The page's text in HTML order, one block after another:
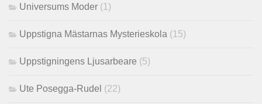
Universums Moder (1)
Uppstigna Mästarnas Mysterieskola (15)
Uppstigningens Ljusarbeare (5)
Ute Posegga-Rudel (22)